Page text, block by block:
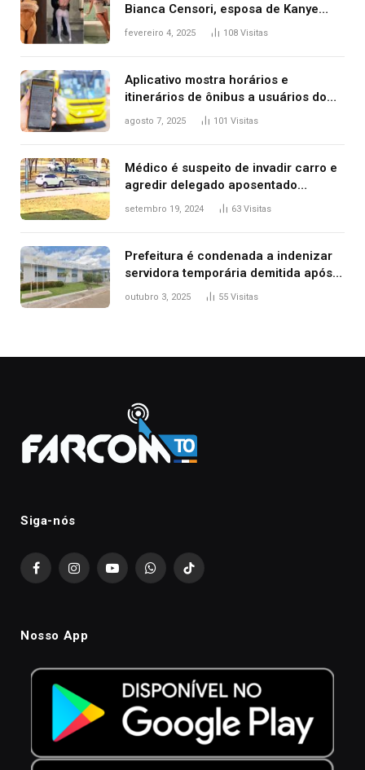
Bianca Censori, esposa de Kanye
West que apareceu nua no Grammy
fevereiro 4, 2025 108 Visitas
Aplicativo mostra horários e
itinerários de ônibus a usuários do
transporte público de Palmas; confira
agosto 7, 2025 101 Visitas
Médico é suspeito de invadir carro e
agredir delegado aposentado
durante confusão no trânsito
setembro 19, 2024 63 Visitas
Prefeitura é condenada a indenizar
servidora temporária demitida após
nascimento da filha
outubro 3, 2025 55 Visitas
Siga-nós
FacebookInstagramYouTubeWhatsAppTikTok
Nosso App